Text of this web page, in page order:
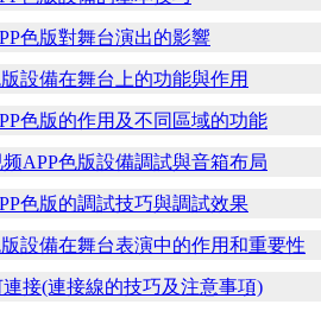
色版對舞台演出的影響
設備在舞台上的功能與作用
色版的作用及不同區域的功能
APP色版設備調試與音箱布局
色版的調試技巧與調試效果
設備在舞台表演中的作用和重要性
接(連接線的技巧及注意事項)